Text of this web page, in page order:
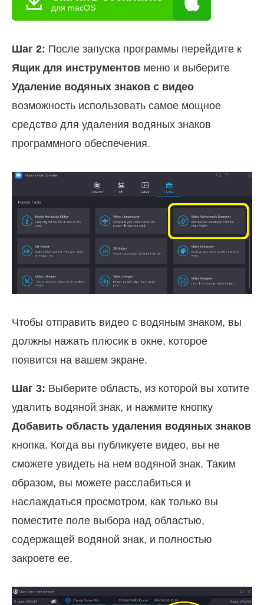
для macOS
Шаг 2: После запуска программы перейдите к
Ящик для инструментов меню и выберите
Удаление водяных знаков с видео
возможность использовать самое мощное
средство для удаления водяных знаков
программного обеспечения.
Чтобы отправить видео с водяным знаком, вы
должны нажать плюсик в окне, которое
появится на вашем экране.
Шаг 3: Выберите область, из которой вы хотите
удалить водяной знак, и нажмите кнопку
Добавить область удаления водяных знаков
кнопка. Когда вы публикуете видео, вы не
сможете увидеть на нем водяной знак. Таким
образом, вы можете расслабиться и
наслаждаться просмотром, как только вы
поместите поле выбора над областью,
содержащей водяной знак, и полностью
закроете ее.